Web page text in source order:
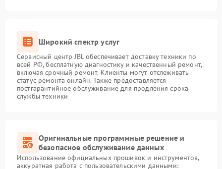
Широкий спектр услуг
Сервисный центр JBL обеспечивает доставку техники по
всей РФ, бесплатную диагностику и качественный ремонт,
включая срочный ремонт. Клиенты могут отслеживать
статус ремонта онлайн. Также предоставляется
постгарантийное обслуживание для продления срока
службы техники
Оригинальные программные решение и
безопасное обслуживание данных
Использование официальных прошивок и инструментов,
аккуратная работа с пользовательскими данными: